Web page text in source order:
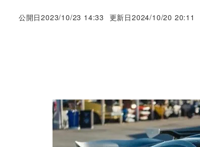
公開日2023/10/23 14:33 更新日2024/10/20 20:11